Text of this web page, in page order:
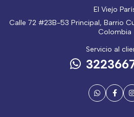
El Viejo
Calle 72 #23B-53 Principal, Barrio
Colombia
Servicio al